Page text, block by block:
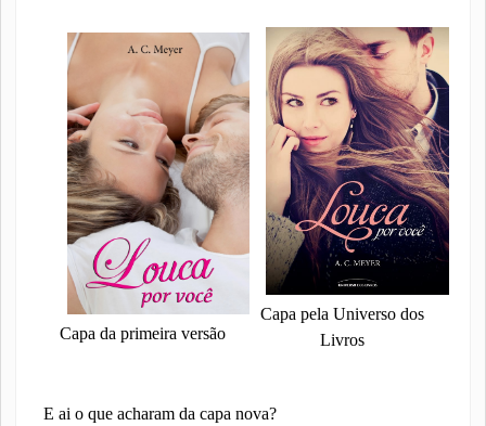
Capa da primeira versão
Capa pela Universo dos
Livros
E ai o que acharam da capa nova?